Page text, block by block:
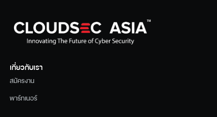
เกี่ยวกับเรา
สมัครงาน
พาร์ทเนอร์